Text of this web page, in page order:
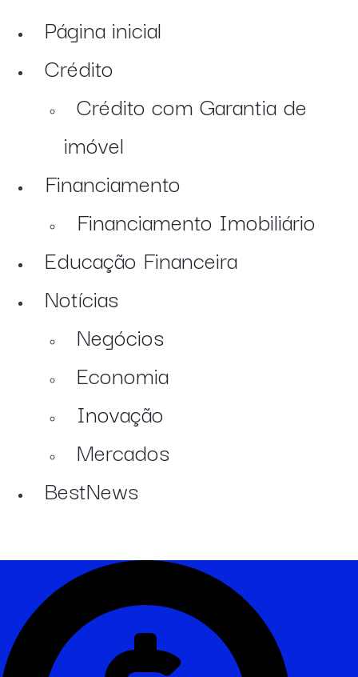
Página inicial
Crédito
Crédito com Garantia de
imóvel
Financiamento
Financiamento Imobiliário
Educação Financeira
Notícias
Negócios
Economia
Inovação
Mercados
BestNews